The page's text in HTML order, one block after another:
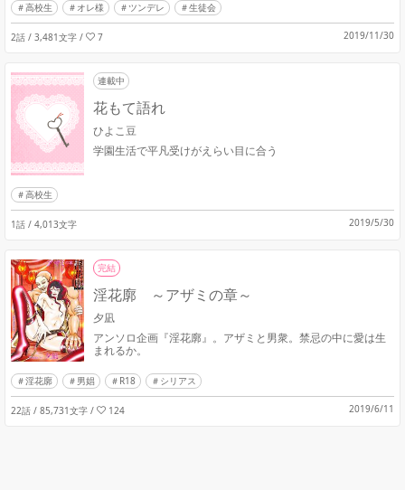
高校生 オレ様 ツンデレ 生徒会
2話 / 3,481文字 / 7 2019/11/30
連載中
花もて語れ
ひよこ豆
学園生活で平凡受けがえらい目に合う
高校生
1話 / 4,013文字 2019/5/30
完結
淫花廓 ～アザミの章～
夕凪
アンソロ企画『淫花廓』。アザミと男衆。禁忌の中に愛は生
まれるか。
淫花廓 男娼 R18 シリアス
22話 / 85,731文字 / 124 2019/6/11